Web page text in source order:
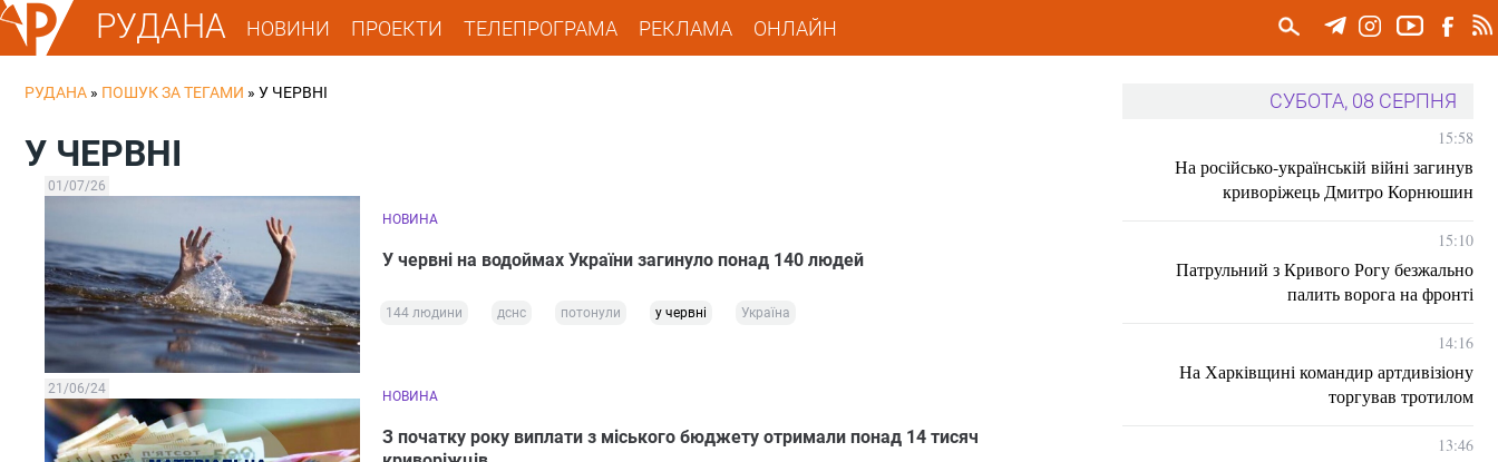
РУДАНА НОВИНИ ПРОЕКТИ ТЕЛЕПРОГРАМА РЕКЛАМА ОНЛАЙН
РУДАНА » ПОШУК ЗА ТЕГАМИ » У ЧЕРВНІ
У ЧЕРВНІ
01/07/26
НОВИНА
У червні на водоймах України загинуло понад 140 людей
144 людини дснс потонули у червні Україна
21/06/24 НОВИНА
З початку року виплати з міського бюджету отримали понад 14 тисяч
СУБОТА, 08 СЕРПНЯ
15:58
На російсько-українській війні загинув
криворіжець Дмитро Корнюшин
15:10
Патрульний з Кривого Рогу безжально
палить ворога на фронті
14:16
На Харківщині командир артдивізіону
торгував тротилом
13:46